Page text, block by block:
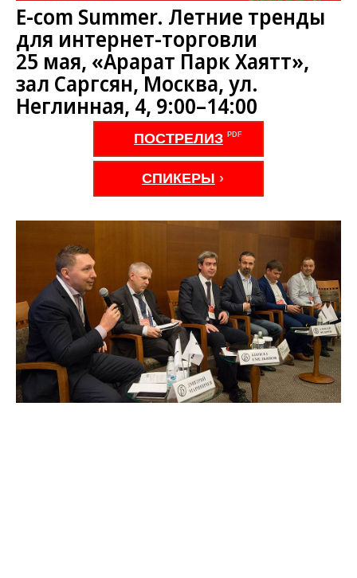
E-com Summer. Летние тренды
для интернет-торговли
25 мая, «Арарат Парк Хаятт»,
зал Саргсян, Москва, ул.
Неглинная, 4, 9:00–14:00
ПОСТРЕЛИЗ
СПИКЕРЫ